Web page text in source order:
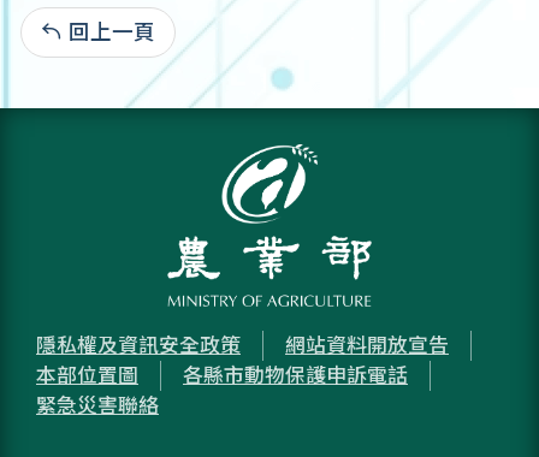
回上一頁
隱私權及資訊安全政策
網站資料開放宣告
本部位置圖
各縣市動物保護申訴電話
緊急災害聯絡